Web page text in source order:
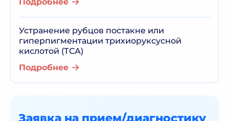
Устранение рубцов постакне или
гиперпигментации трихиоруксусной
кислотой (ТСА)
Подробнее
Заявка на прием/диагностику